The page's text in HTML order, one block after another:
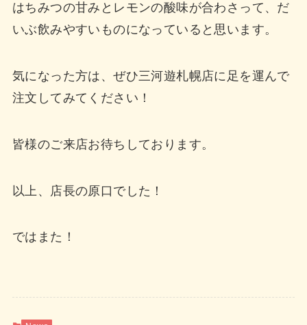
はちみつの甘みとレモンの酸味が合わさって、だ
いぶ飲みやすいものになっていると思います。
気になった方は、ぜひ三河遊札幌店に足を運んで
注文してみてください！
皆様のご来店お待ちしております。
以上、店長の原口でした！
ではまた！